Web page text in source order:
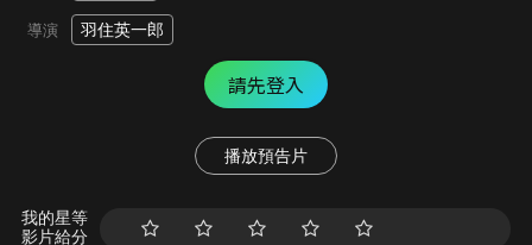
導演 羽住英一郎
請先登入
播放預告片
我的星等
影片給分